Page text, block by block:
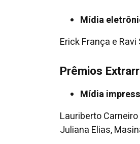
Mídia
Erick França e
Prêmios
Mídia
Lauriberto
Juliana Elias,